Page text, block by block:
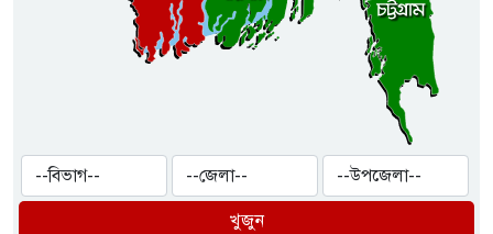
খুজুন